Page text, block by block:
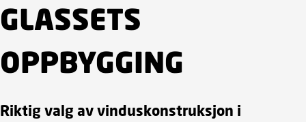
GLASSETS
OPPBYGGING
Riktig valg av vinduskonstruksjon i